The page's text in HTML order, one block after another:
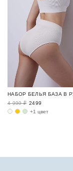
4 999 ₽ 2499
+1 цвет